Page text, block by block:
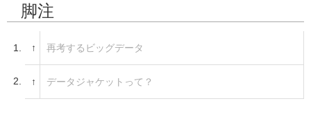
e
b
o
o
k
er
脚注
1. ↑ 再考するビッグデータ
2. ↑ データジャケットって？